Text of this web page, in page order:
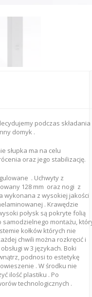
podczas składania
domyk .
słupka ma na celu
oraz jego stabilizację.
. Uchwyty z
128 mm oraz nogi z
wykonana z wysokiej jakości
. Krawędzie
połysk są pokryte folią
montażu,
kołków których nie
chwili można rozkręcić i
w 3 językach. Boki
podnosi to estetykę
. W środku nie
ilość plastiku . Po
technologicznych .